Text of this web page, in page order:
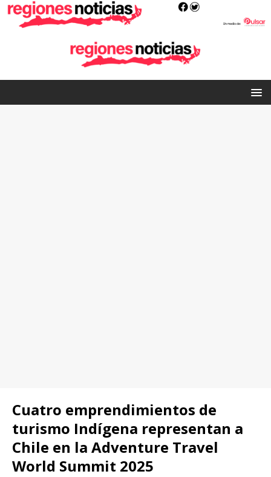
Cuatro emprendimientos de
turismo Indígena representan a
Chile en la Adventure Travel
World Summit 2025